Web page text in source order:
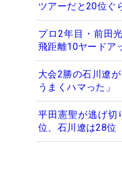
ツアーだと20位ぐ
プロ2年目・前田
飛距離10ヤードア
大会2勝の石川遼
うまくハマった」
平田憲聖が逃げ
位、石川遼は28位